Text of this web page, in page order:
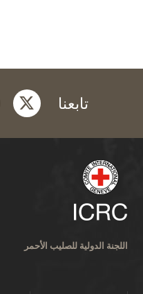
تابعنا twitter
اللجنة الدولية للصليب الأحمر